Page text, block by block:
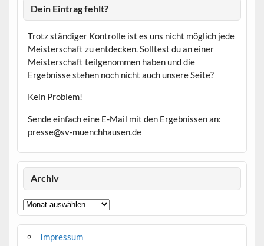
Dein Eintrag fehlt?
Trotz ständiger Kontrolle ist es uns nicht möglich jede
Meisterschaft zu entdecken. Solltest du an einer
Meisterschaft teilgenommen haben und die
Ergebnisse stehen noch nicht auch unsere Seite?
Kein Problem!
Sende einfach eine E-Mail mit den Ergebnissen an:
presse@sv-muenchhausen.de
Archiv
Archiv
Impressum